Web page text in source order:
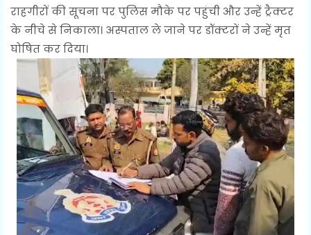
राहगीरों की सूचना पर पुलिस मौके पर पहुंची और उन्हें ट्रैक्टर
के नीचे से निकाला। अस्पताल ले जाने पर डॉक्टरों ने उन्हें मृत
घोषित कर दिया।